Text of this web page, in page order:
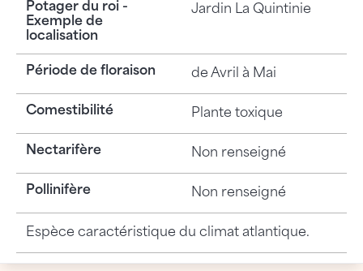
Potager du roi -
Exemple de
localisation
Jardin La Quintinie
Période de floraison de Avril à Mai
Comestibilité Plante toxique
Nectarifère Non renseigné
Pollinifère Non renseigné
Espèce caractéristique du climat atlantique.